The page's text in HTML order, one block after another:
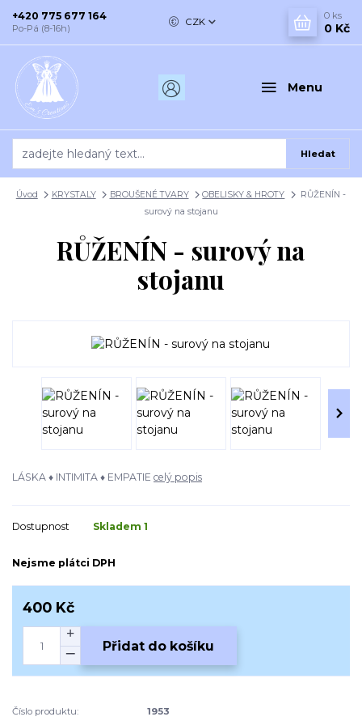
Menu
CZK
Hledat
+420 775 677 164
Po-Pá (8-16h)
0 ks
0 Kč
Úvod KRYSTALY BROUŠENÉ TVARY OBELISKY & HROTY
RŮŽENÍN -
surový na stojanu
RŮŽENÍN - surový na
stojanu
LÁSKA ♦ INTIMITA ♦ EMPATIE celý popis
Dostupnost Skladem 1
Nejsme plátci DPH
400 Kč
Přidat do košíku
Číslo produktu: 1953